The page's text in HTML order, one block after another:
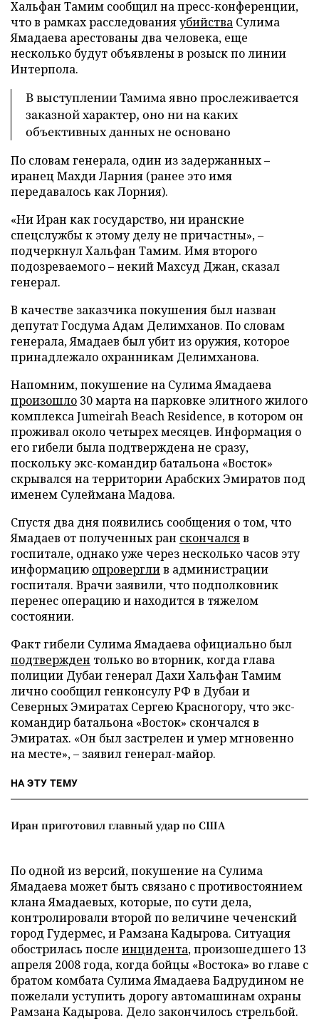
Хальфан Тамим сообщил на пресс-конференции,
что в рамках расследованияубийства Сулима
Ямадаева арестованы два человека, еще
несколько будут объявлены в розыск по линии
Интерпола.
В выступлении Тамима явно прослеживается
заказной характер, оно ни на каких
объективных данных не основано
По словам генерала, один из задержанных –
иранец Махди Ларния (ранее это имя
передавалось как Лорния).
«Ни Иран как государство, ни иранские
спецслужбы к этому делу не причастны», –
подчеркнул Хальфан Тамим. Имя второго
подозреваемого – некий Махсуд Джан, сказал
генерал.
В качестве заказчика покушения был назван
депутат Госдума Адам Делимханов. По словам
генерала, Ямадаев был убит из оружия, которое
принадлежало охранникам Делимханова.
Напомним, покушение на Сулима Ямадаева
произошло 30 марта на парковке элитного жилого
комплекса Jumeirah Beach Residence, в котором он
проживал около четырех месяцев. Информация о
его гибели была подтверждена не сразу,
поскольку экс-командир батальона «Восток»
скрывался на территории Арабских Эмиратов под
именем Сулеймана Мадова.
Спустя два дня появились сообщения о том, что
Ямадаев от полученных ран скончалсяв
госпитале, однако уже через несколько часов эту
информацию опроверглив администрации
госпиталя. Врачи заявили, что подполковник
перенес операцию и находится в тяжелом
состоянии.
Факт гибели Сулима Ямадаева официально был
подтвержден только во вторник, когда глава
полиции Дубаи генерал Дахи Хальфан Тамим
лично сообщил генконсулу РФ в Дубаи и
Северных Эмиратах Сергею Красногору, что экс-
командир батальона «Восток» скончался в
Эмиратах. «Он был застрелен и умер мгновенно
на месте», – заявил генерал-майор.
НА ЭТУ ТЕМУ
Иран приготовил главный удар по США
По одной из версий, покушение на Сулима
Ямадаева может быть связано с противостоянием
клана Ямадаевых, которые, по сути дела,
контролировали второй по величине чеченский
город Гудермес, и Рамзана Кадырова. Ситуация
обострилась после инцидента, произошедшего 13
апреля 2008 года, когда бойцы «Востока» во главе с
братом комбата Сулима Ямадаева Бадрудином не
пожелали уступить дорогу автомашинам охраны
Рамзана Кадырова. Дело закончилось стрельбой.